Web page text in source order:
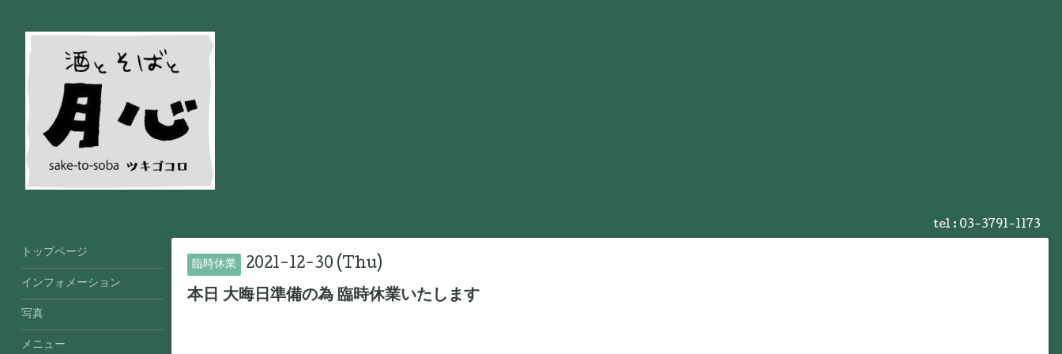
tel : 03-3791-1173
臨時休業 2021-12-30 (Thu)
本日 大晦日準備の為 臨時休業いたします
トップページ
インフォメーション
写真
メニュー